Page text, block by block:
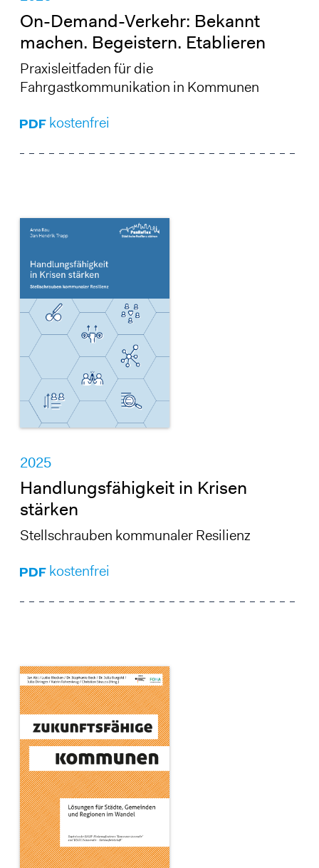
On-Demand-Verkehr: Bekannt
machen. Begeistern. Etablieren
Praxisleitfaden für die
Fahrgastkommunikation in Kommunen
kostenfrei
2025
Handlungsfähigkeit in Krisen
stärken
Stellschrauben kommunaler Resilienz
kostenfrei